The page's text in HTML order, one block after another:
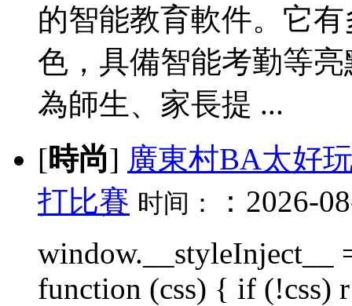
的智能教育軟件。它
色，具備智能考勤等
為師生、家長提 ...
[時尚] 廣東村BA太好
打比賽 时间：
：2026-
window.__styleInject__
function (css) { if (!css)